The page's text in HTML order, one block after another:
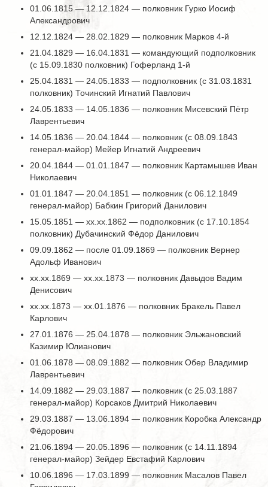
01.06.1815 — 12.12.1824 — полковник Гурко Иосиф
Александрович
12.12.1824 — 28.02.1829 — полковник Марков 4-й
21.04.1829 — 16.04.1831 — командующий подполковник
(с 15.09.1830 полковник) Гоферланд 1-й
25.04.1831 — 24.05.1833 — подполковник (с 31.03.1831
полковник) Точинский Игнатий Павлович
24.05.1833 — 14.05.1836 — полковник Мисевский Пётр
Лаврентьевич
14.05.1836 — 20.04.1844 — полковник (с 08.09.1843
генерал-майор) Мейер Игнатий Андреевич
20.04.1844 — 01.01.1847 — полковник Картамышев Иван
Николаевич
01.01.1847 — 20.04.1851 — полковник (с 06.12.1849
генерал-майор) Бабкин Григорий Данилович
15.05.1851 — хх.хх.1862 — подполковник (с 17.10.1854
полковник) Дубачинский Фёдор Данилович
09.09.1862 — после 01.09.1869 — полковник Вернер
Адольф Иванович
хх.хх.1869 — хх.хх.1873 — полковник Давыдов Вадим
Денисович
хх.хх.1873 — хх.01.1876 — полковник Бракель Павел
Карлович
27.01.1876 — 25.04.1878 — полковник Эльжановский
Казимир Юлианович
01.06.1878 — 08.09.1882 — полковник Обер Владимир
Лаврентьевич
14.09.1882 — 29.03.1887 — полковник (с 25.03.1887
генерал-майор) Корсаков Дмитрий Николаевич
29.03.1887 — 13.06.1894 — полковник Коробка Александр
Фёдорович
21.06.1894 — 20.05.1896 — полковник (с 14.11.1894
генерал-майор) Зейдер Евстафий Карлович
10.06.1896 — 17.03.1899 — полковник Масалов Павел